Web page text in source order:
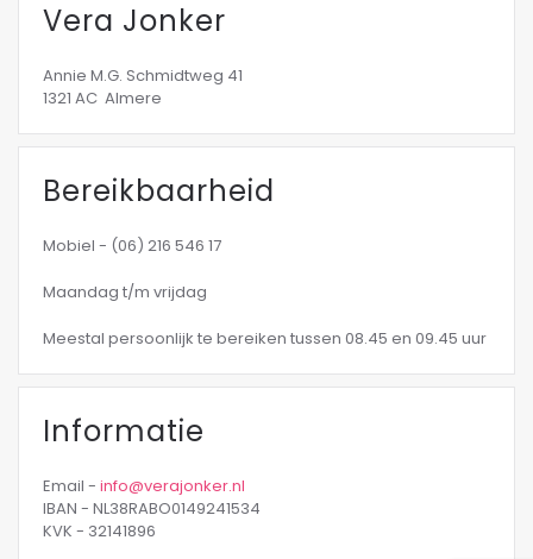
Vera Jonker
Annie M.G. Schmidtweg 41
1321 AC Almere
Bereikbaarheid
Mobiel - (06) 216 546 17
Maandag t/m vrijdag
Meestal persoonlijk te bereiken tussen 08.45 en 09.45 uur
Informatie
Email - info@verajonker.nl
IBAN - NL38RABO0149241534
KVK - 32141896